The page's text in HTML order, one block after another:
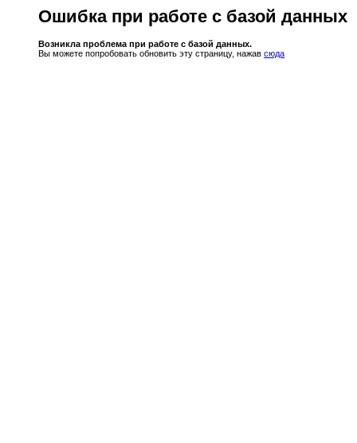
Ошибка при работе с базой данных
Возникла проблема при работе с базой данных.
Вы можете попробовать обновить эту страницу, нажав сюда